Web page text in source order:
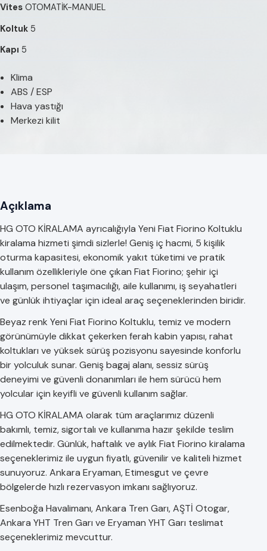
Vites OTOMATİK-MANUEL
Koltuk 5
Kapı 5
Klima
ABS / ESP
Hava yastığı
Merkezi kilit
Açıklama
HG OTO KİRALAMA ayrıcalığıyla Yeni Fiat Fiorino Koltuklu
kiralama hizmeti şimdi sizlerle! Geniş iç hacmi, 5 kişilik
oturma kapasitesi, ekonomik yakıt tüketimi ve pratik
kullanım özellikleriyle öne çıkan Fiat Fiorino; şehir içi
ulaşım, personel taşımacılığı, aile kullanımı, iş seyahatleri
ve günlük ihtiyaçlar için ideal araç seçeneklerinden biridir.
Beyaz renk Yeni Fiat Fiorino Koltuklu, temiz ve modern
görünümüyle dikkat çekerken ferah kabin yapısı, rahat
koltukları ve yüksek sürüş pozisyonu sayesinde konforlu
bir yolculuk sunar. Geniş bagaj alanı, sessiz sürüş
deneyimi ve güvenli donanımları ile hem sürücü hem
yolcular için keyifli ve güvenli kullanım sağlar.
HG OTO KİRALAMA olarak tüm araçlarımız düzenli
bakımlı, temiz, sigortalı ve kullanıma hazır şekilde teslim
edilmektedir. Günlük, haftalık ve aylık Fiat Fiorino kiralama
seçeneklerimiz ile uygun fiyatlı, güvenilir ve kaliteli hizmet
sunuyoruz. Ankara Eryaman, Etimesgut ve çevre
bölgelerde hızlı rezervasyon imkanı sağlıyoruz.
Esenboğa Havalimanı, Ankara Tren Garı, AŞTİ Otogar,
Ankara YHT Tren Garı ve Eryaman YHT Garı teslimat
seçeneklerimiz mevcuttur.